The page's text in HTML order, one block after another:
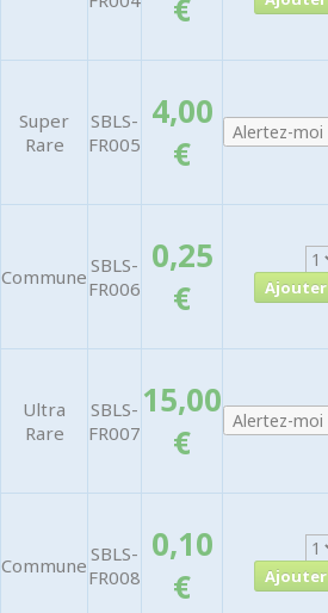
€
Super
Rare
SBLS-
FR005
4,00
€
Commune SBLS-
FR006
0,25
€
Ultra
Rare
SBLS-
FR007
15,00
€
Commune SBLS-
FR008
0,10
€